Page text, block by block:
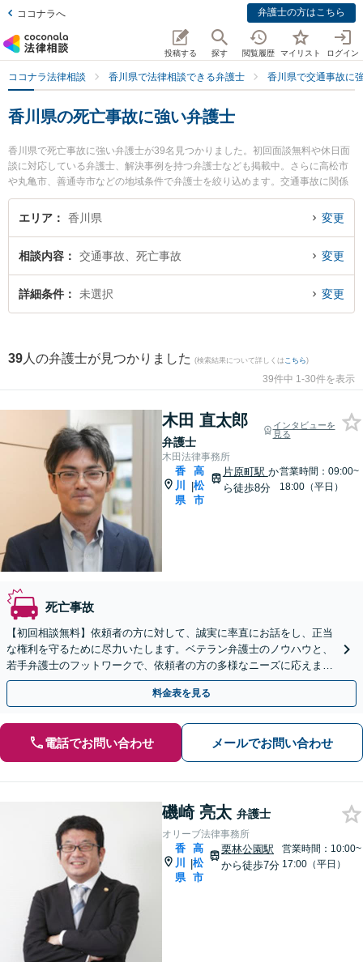
ココナラへ 弁護士の方はこちら
投稿する 探す 閲覧履歴 マイリスト ログイン
ココナラ法律相談 香川県で法律相談できる弁護士 香川県で交通事故に
香川県の死亡事故に強い弁護士
香川県で死亡事故に強い弁護士が39名見つかりました。初回面談無料や休日面
談に対応している弁護士、解決事例を持つ弁護士なども掲載中。さらに高松市
や丸亀市、善通寺市などの地域条件で弁護士を絞り込めます。交通事故に関係
する自動車事故やバイク事故、自転車事故等の細かな分野での絞り込み検索も
でき便利です。特に木田法律事務所の木田 直太郎弁護士やオリーブ法律事務所
間に発生した死亡事故のトラブルを今すぐに弁護士に相談したい』『死亡事故
のトラブル解決の実績豊富な近くの弁護士を検索したい』『初回相談無料で死
亡事故を法律相談できる香川県内の弁護士に相談予約したい』などでお困りの
エリア 香川県 変更
相談内容 交通事故、死亡事故 変更
詳細条件 未選択 変更
39 人の弁護士が見つかりました (検索結果について詳しくは こちら)
39件中 1-30件を表示
木田 直太郎
弁護士
インタビューを
見る
木田法律事務所
香
川
県
|
高
松
市
片原町駅 か
ら徒歩8分
営業時間：09:00~
18:00（平日）
死亡事故
【初回相談無料】依頼者の方に対して、誠実に率直にお話をし、正当
な権利を守るために尽力いたします。ベテラン弁護士のノウハウと、
若手弁護士のフットワークで、依頼者の方の多様なニーズに応えま
す。
料金表を見る
電話でお問い合わせ メールでお問い合わせ
磯崎 亮太 弁護士
オリーブ法律事務所
香
川
県
|
高
松
市
栗林公園駅
から徒歩7分
営業時間：10:00~
17:00（平日）